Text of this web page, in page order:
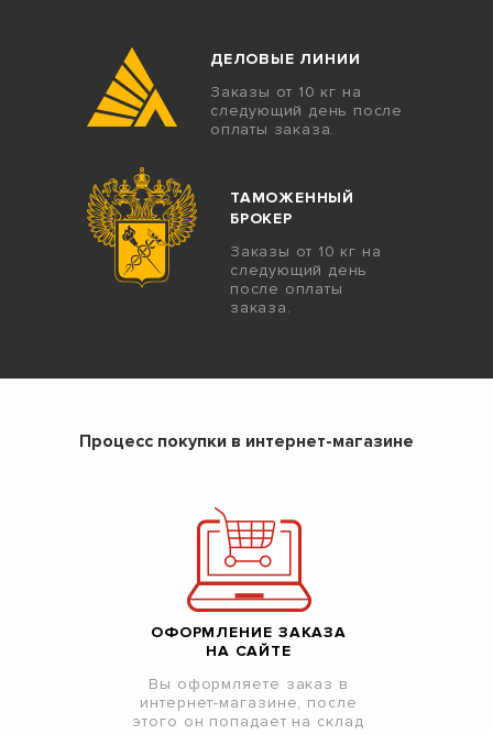
ДЕЛОВЫЕ ЛИНИИ
Заказы от 10 кг на
следующий день после
оплаты заказа.
ТАМОЖЕННЫЙ
БРОКЕР
Заказы от 10 кг на
следующий день
после оплаты
заказа.
Процесс покупки в интернет-магазине
ОФОРМЛЕНИЕ ЗАКАЗА
НА САЙТЕ
Вы оформляете заказ в
интернет-магазине, после
этого он попадает на склад